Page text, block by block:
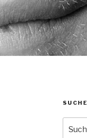
SUCHE
nach: